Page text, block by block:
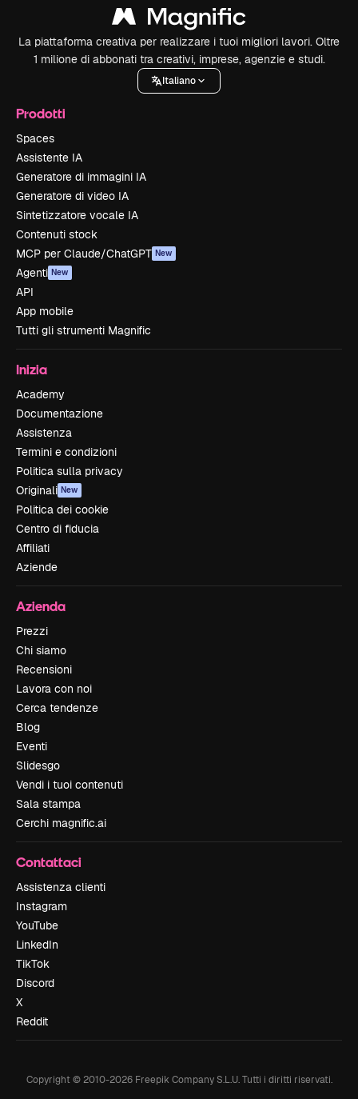
La piattaforma creativa per realizzare i tuoi migliori lavori. Oltre
1 milione di abbonati tra creativi, imprese, agenzie e studi.
Italiano
Prodotti
Spaces
Assistente IA
Generatore di immagini IA
Generatore di video IA
Sintetizzatore vocale IA
Contenuti stock
MCP per Claude/ChatGPT New
Agenti New
API
App mobile
Tutti gli strumenti Magnific
Inizia
Academy
Documentazione
Assistenza
Termini e condizioni
Politica sulla privacy
Originali New
Politica dei cookie
Centro di fiducia
Affiliati
Aziende
Azienda
Prezzi
Chi siamo
Recensioni
Lavora con noi
Cerca tendenze
Blog
Eventi
Slidesgo
Vendi i tuoi contenuti
Sala stampa
Cerchi magnific.ai
Contattaci
Assistenza clienti
Instagram
YouTube
LinkedIn
TikTok
Discord
X
Reddit
Copyright © 2010-2026Freepik Company S.L.U. Tutti i diritti riservati.